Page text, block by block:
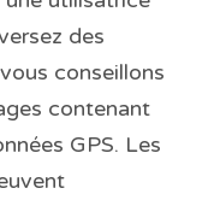
des
conseillons
contenant
GPS. Les